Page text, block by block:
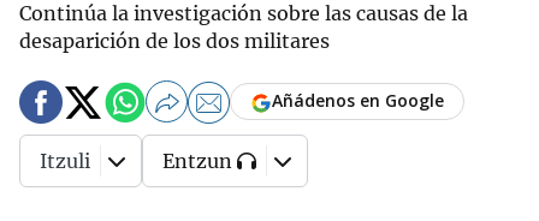
Continúa la investigación sobre las causas de la
desaparición de los dos militares
Añádenos en Google
Itzuli Entzun